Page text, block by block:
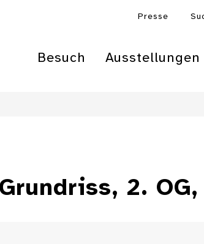
Presse
Besuch Ausstellungen
2. OG,